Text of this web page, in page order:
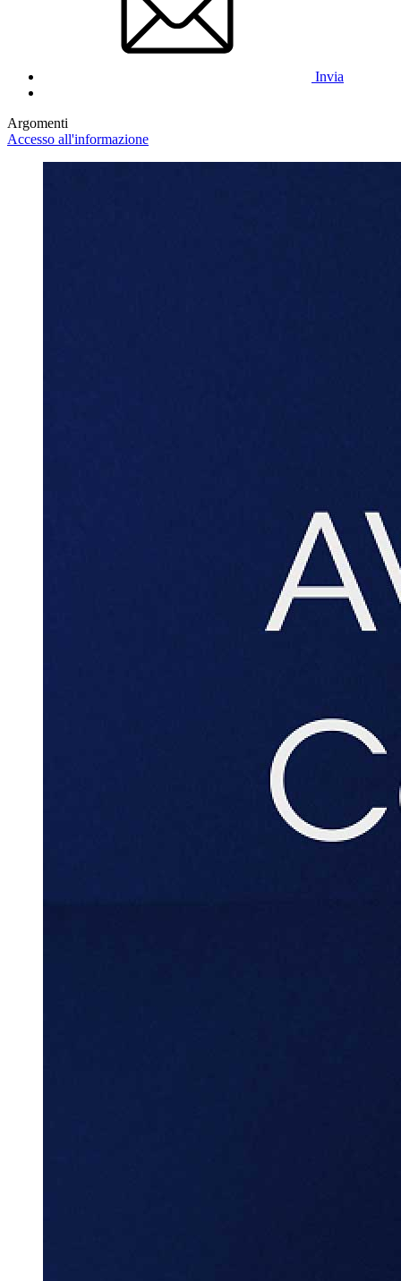
Invia
Argomenti
Accesso all'informazione